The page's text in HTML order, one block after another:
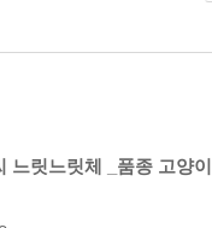
느릿느릿체 _품종 고양이